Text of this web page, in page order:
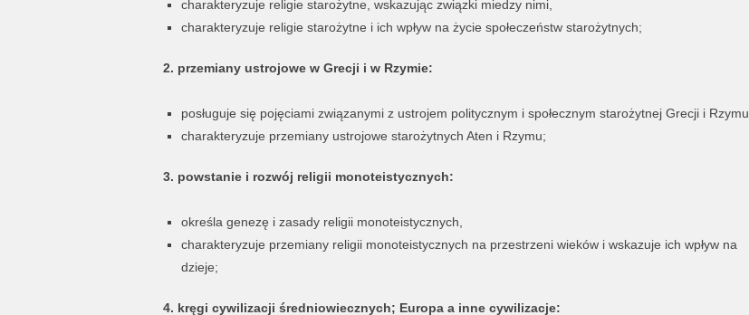
charakteryzuje religie starożytne, wskazując związki miedzy nimi,
charakteryzuje religie starożytne i ich wpływ na życie społeczeństw starożytnych;
2. przemiany ustrojowe w Grecji i w Rzymie:
posługuje się pojęciami związanymi z ustrojem politycznym i społecznym starożytnej Grecji i Rzymu,
charakteryzuje przemiany ustrojowe starożytnych Aten i Rzymu;
3. powstanie i rozwój religii monoteistycznych:
określa genezę i zasady religii monoteistycznych,
charakteryzuje przemiany religii monoteistycznych na przestrzeni wieków i wskazuje ich wpływ na
dzieje;
4. kręgi cywilizacji średniowiecznych; Europa a inne cywilizacje: